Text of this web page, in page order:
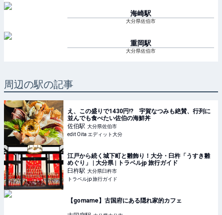
海崎駅
大分県佐伯市
重岡駅
大分県佐伯市
周辺の駅の記事
え、この盛りで1430円!? 宇賀なつみも絶賛、行列に
並んでも食べたい佐伯の海鮮丼
佐伯駅 大分県佐伯市
edit Oita エディット大分
江戸から続く城下町と雛飾り！大分・臼杵「うすき雛
めぐり」 | 大分県 | トラベルjp 旅行ガイド
臼杵駅 大分県臼杵市
トラベルjp 旅行ガイド
【gomame】古国府にある隠れ家的カフェ